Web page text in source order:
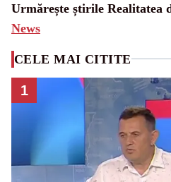
Urmărește știrile Realitatea
News
CELE MAI CITITE
1